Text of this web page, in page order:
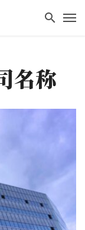
名称